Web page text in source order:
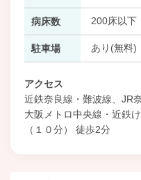
病床数 200床以下
駐車場 あり(無料)
アクセス
近鉄奈良線・難波線、JR
大阪メトロ中央線・近鉄
（１０分） 徒歩2分